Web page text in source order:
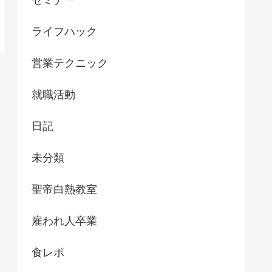
ライフハック
営業テクニック
就職活動
日記
未分類
聖帝白熱教室
雇われ人卒業
食レポ